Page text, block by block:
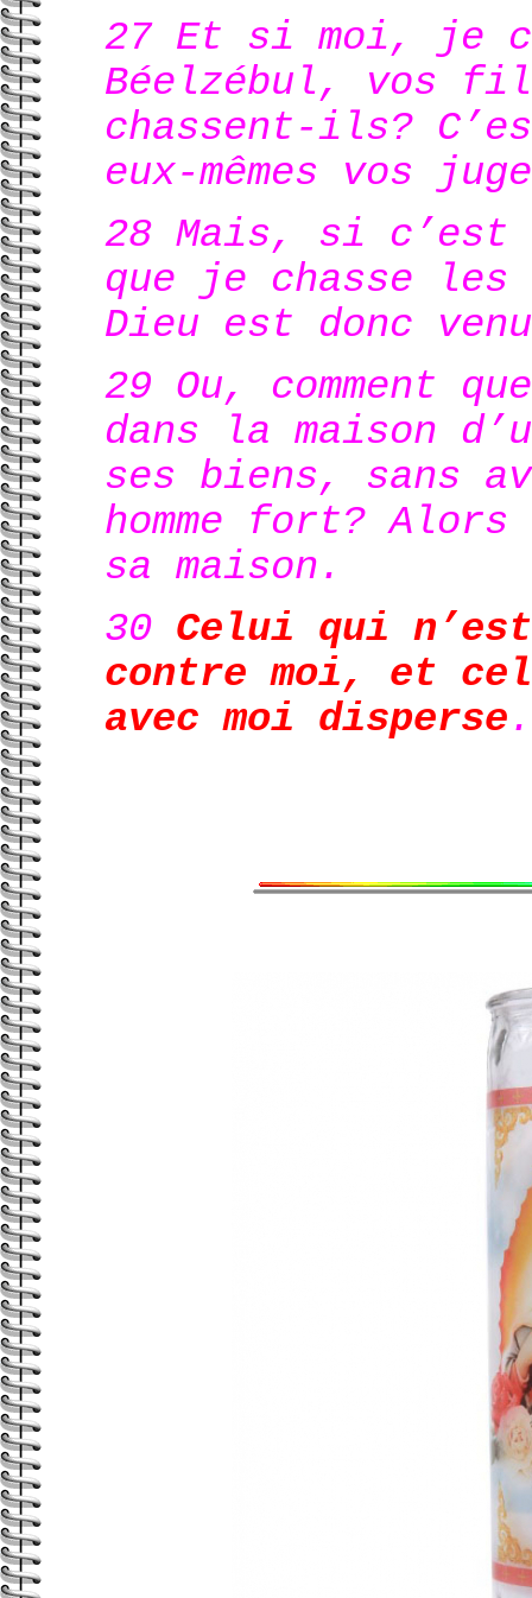
27 Et si moi, je
Béelzébul, vos
chassent-ils?
eux-mêmes vos
28 Mais, si c’est
que je chasse les
Dieu est donc
29 Ou, comment
dans la maison
ses biens, sans
homme fort?
sa maison.
30 Celui qui
contre moi, et
avec moi disperse